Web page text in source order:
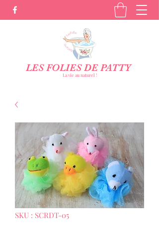
LES FOLIES DE PATTY
La vie au naturel !
SKU : SCRDT-05